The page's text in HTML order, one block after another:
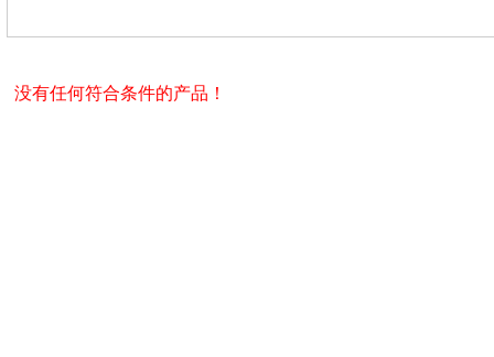
没有任何符合条件的产品！